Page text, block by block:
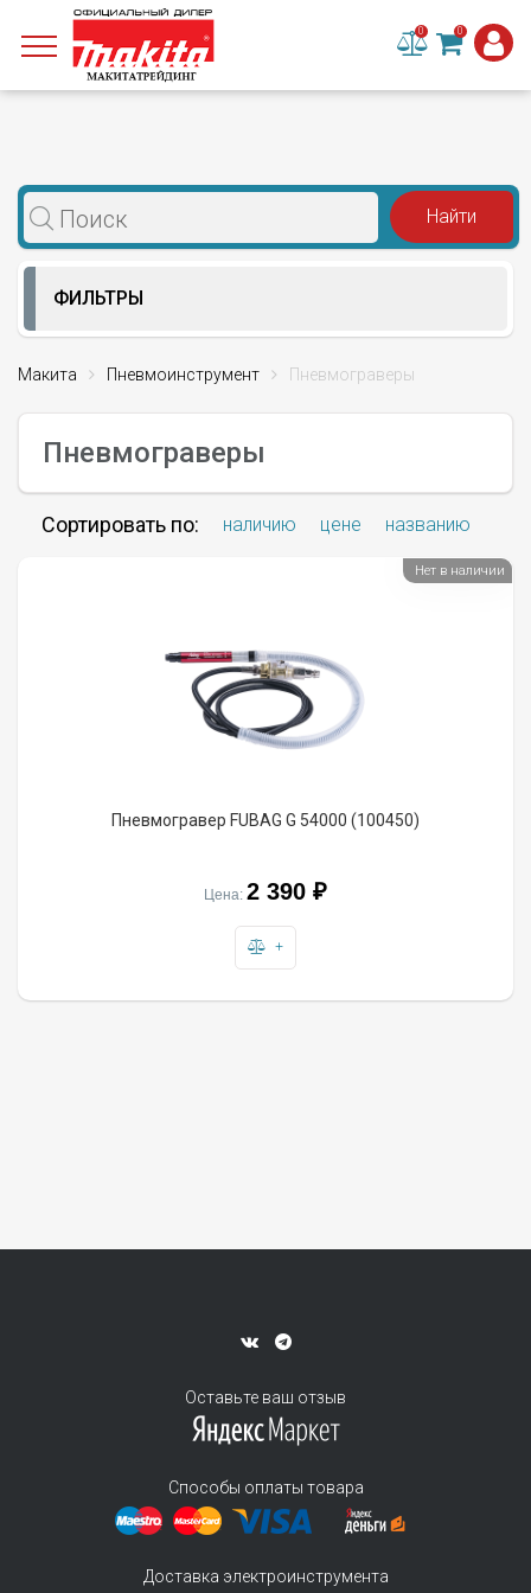
0 0
ФИЛЬТРЫ
Макита Пневмоинструмент Пневмограверы
Пневмограверы
Сортировать по: наличию цене названию
Пневмогравер FUBAG G 54000 (100450)
Цена: 2 390 ₽
+
Нет в наличии
Оставьте ваш отзыв
Способы оплаты товара
Доставка электроинструмента